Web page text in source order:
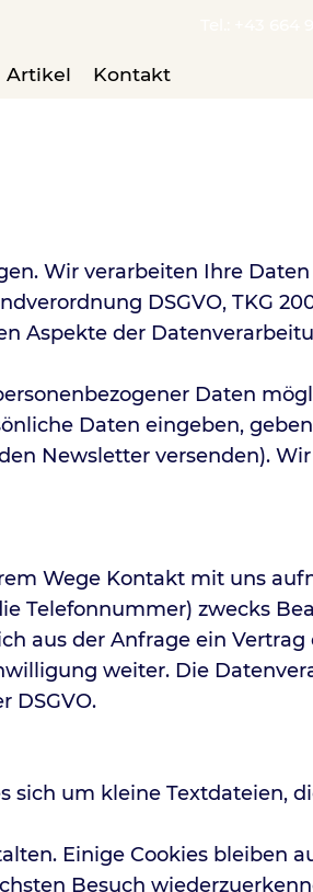
Artikel Kontakt
Wir verarbeiten Ihre
DSGVO, TKG
Aspekte der
Daten
Daten eingeben,
Newsletter versenden).
Wege Kontakt mit uns
Telefonnummer) zwecks
aus der Anfrage ein
weiter. Die
DSGVO.
sich um kleine Textdateien,
Einige Cookies bleiben
Besuch